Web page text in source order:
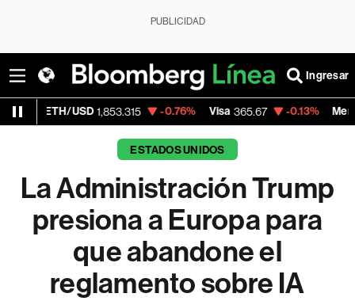
PUBLICIDAD
Ingresar
1,853.315 -0.76% Visa 365.67 -0.13% MercadoLibre
ESTADOS UNIDOS
La Administración Trump
presiona a Europa para
que abandone el
reglamento sobre IA